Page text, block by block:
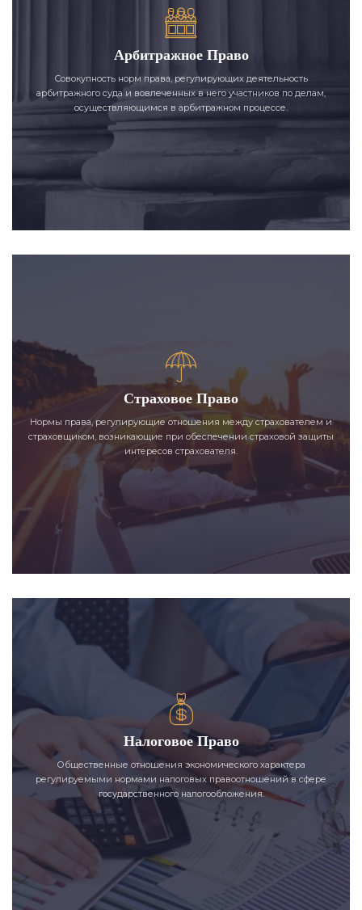
Арбитражное Право
Совокупность норм права, регулирующих деятельность
арбитражного суда и вовлеченных в него участников по делам,
осуществляющимся в арбитражном процессе.
Страховое Право
Нормы права, регулирующие отношения между страхователем и
страховщиком, возникающие при обеспечении страховой защиты
интересов страхователя.
Налоговое Право
Общественные отношения экономического характера
регулируемыми нормами налоговых правоотношений в сфере
государственного налогообложения.